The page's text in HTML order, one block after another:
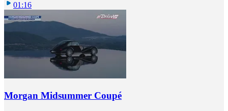
01:16
Morgan Midsummer Coupé